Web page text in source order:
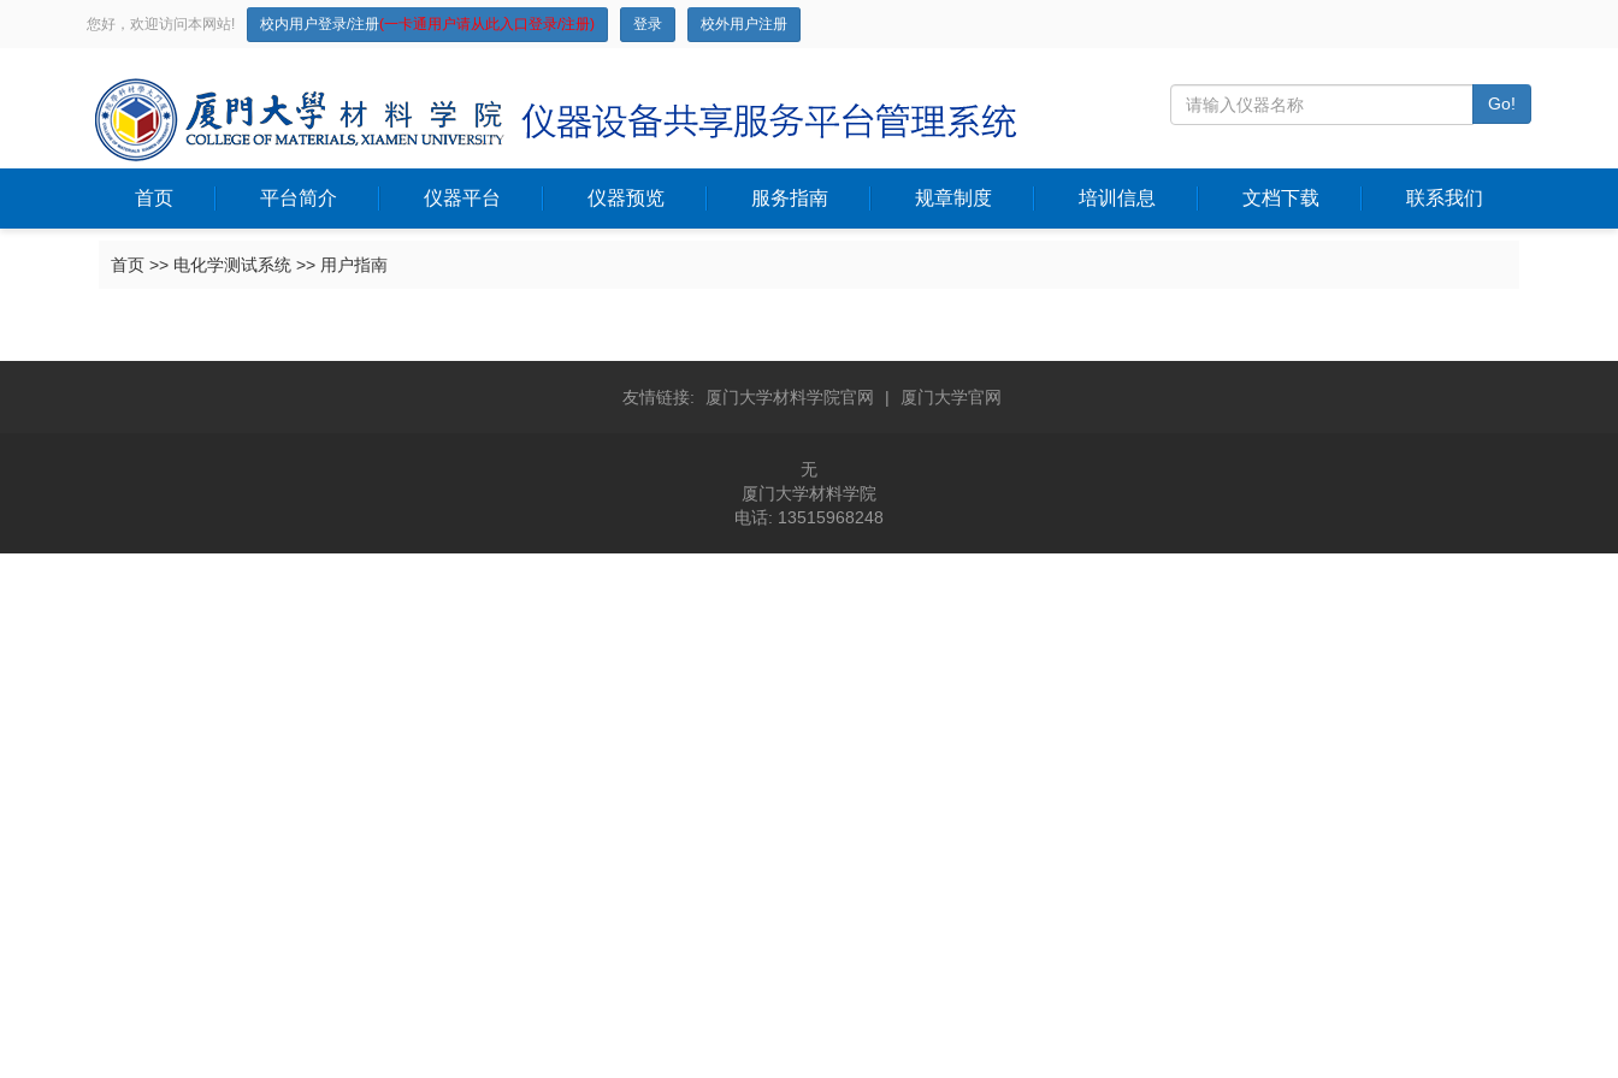
您好，欢迎访问本网站! 校内用户登录/注册(一卡通用户请从此入口登录/注册) 登录 校外用户注册
Go!
首页 平台简介 仪器平台 仪器预览 服务指南 规章制度 培训信息 文档下载 联系我们
首页 >> 电化学测试系统 >> 用户指南
友情链接: 厦门大学材料学院官网 | 厦门大学官网
无
厦门大学材料学院
电话: 13515968248